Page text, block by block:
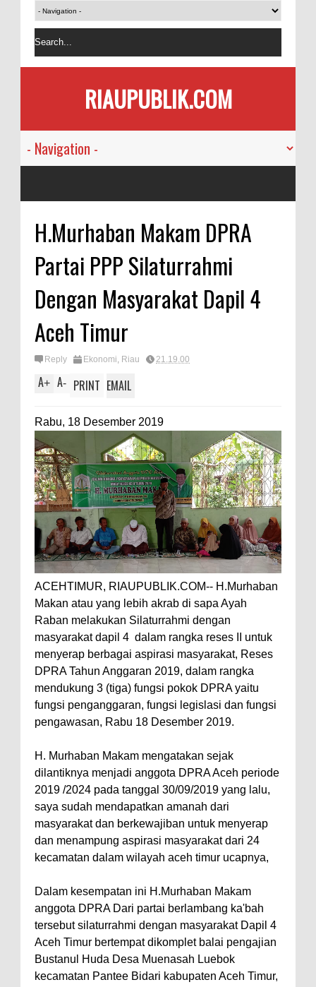
RIAUPUBLIK.COM
H.Murhaban Makam DPRA
Partai PPP Silaturrahmi
Dengan Masyarakat Dapil 4
Aceh Timur
Reply Ekonomi, Riau 21.19.00
A+ A- PRINT EMAIL
Rabu, 18 Desember 2019
ACEHTIMUR, RIAUPUBLIK.COM-- H.Murhaban
Makan atau yang lebih akrab di sapa Ayah
Raban melakukan Silaturrahmi dengan
masyarakat dapil 4 dalam rangka reses II untuk
menyerap berbagai aspirasi masyarakat, Reses
DPRA Tahun Anggaran 2019, dalam rangka
mendukung 3 (tiga) fungsi pokok DPRA yaitu
fungsi penganggaran, fungsi legislasi dan fungsi
pengawasan, Rabu 18 Desember 2019.
H. Murhaban Makam mengatakan sejak
dilantiknya menjadi anggota DPRA Aceh periode
2019 /2024 pada tanggal 30/09/2019 yang lalu,
saya sudah mendapatkan amanah dari
masyarakat dan berkewajiban untuk menyerap
dan menampung aspirasi masyarakat dari 24
kecamatan dalam wilayah aceh timur ucapnya,
Dalam kesempatan ini H.Murhaban Makam
anggota DPRA Dari partai berlambang ka'bah
tersebut silaturrahmi dengan masyarakat Dapil 4
Aceh Timur bertempat dikomplet balai pengajian
Bustanul Huda Desa Muenasah Luebok
kecamatan Pantee Bidari kabupaten Aceh Timur,